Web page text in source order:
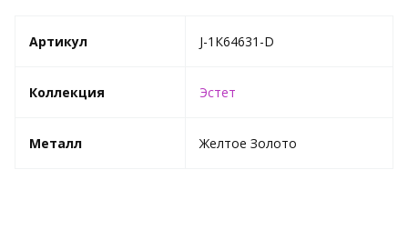
Артикул J-1К64631-D
Коллекция Эстет
Металл Желтое Золото